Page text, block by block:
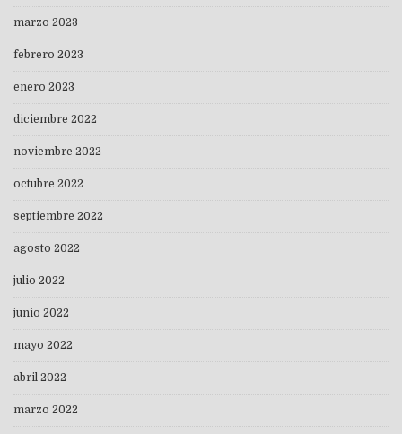
marzo 2023
febrero 2023
enero 2023
diciembre 2022
noviembre 2022
octubre 2022
septiembre 2022
agosto 2022
julio 2022
junio 2022
mayo 2022
abril 2022
marzo 2022